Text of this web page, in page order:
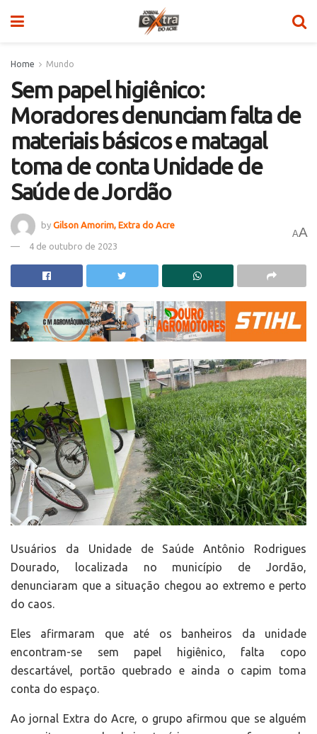
Home Mundo
Sem papel higiênico:
Moradores denunciam falta de
materiais básicos e matagal
toma de conta Unidade de
Saúde de Jordão
by Gilson Amorim, Extra do Acre
4 de outubro de 2023
AA
Usuários da Unidade de Saúde Antônio Rodrigues
Dourado, localizada no município de Jordão,
denunciaram que a situação chegou ao extremo e perto
do caos.
Eles afirmaram que até os banheiros da unidade
encontram-se sem papel higiênico, falta copo
descartável, portão quebrado e ainda o capim toma
conta do espaço.
Ao jornal Extra do Acre, o grupo afirmou que se alguém